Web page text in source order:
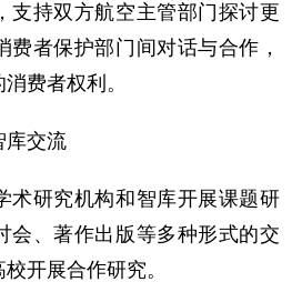
支持双方航空主管部门探讨更
费者保护部门间对话与合作，
费者权利。
交流
研究机构和智库开展课题研
会、著作出版等多种形式的交
开展合作研究。